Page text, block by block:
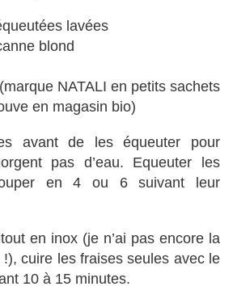
lavées
blond
NATALI en petits sachets
en magasin bio)
avant de les équeuter pour
pas d’eau. Equeuter les
en 4 ou 6 suivant leur
en inox (je n’ai pas encore la
cuire les fraises seules avec le
10 à 15 minutes.